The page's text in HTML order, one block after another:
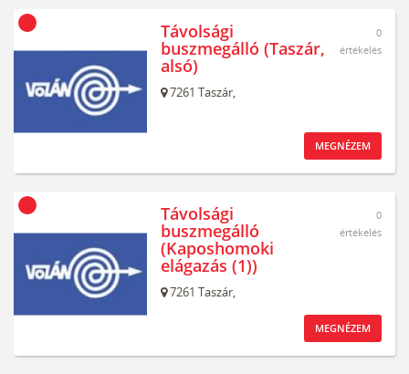
Távolsági
buszmegálló (Taszár,
alsó)
7261 Taszár,
0
értékelés
MEGNÉZEM
Távolsági
buszmegálló
(Kaposhomoki
elágazás (1))
7261 Taszár,
0
értékelés
MEGNÉZEM